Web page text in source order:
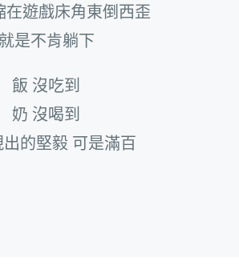
在遊戲床角東倒西歪
就是不肯躺下
飯 沒吃到
奶 沒喝到
的堅毅 可是滿百